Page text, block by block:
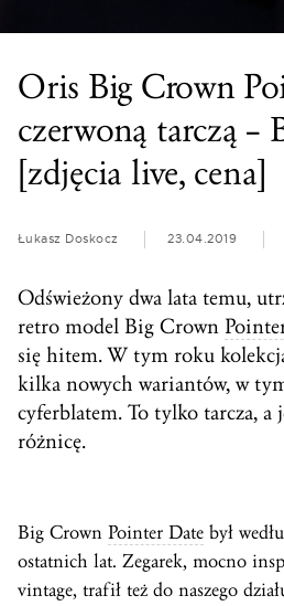
Oris Big Crown
czerwoną tarczą –
[zdjęcia live, cena]
Łukasz Doskocz 23.04.2019
Odświeżony dwa lata temu,
retro model Big Crown
się hitem. W tym roku
kilka nowych wariantów, w
cyferblatem. To tylko tarcza,
różnicę.
Big Crown Pointer Date był
ostatnich lat. Zegarek, mocno
vintage, trafił też do naszego